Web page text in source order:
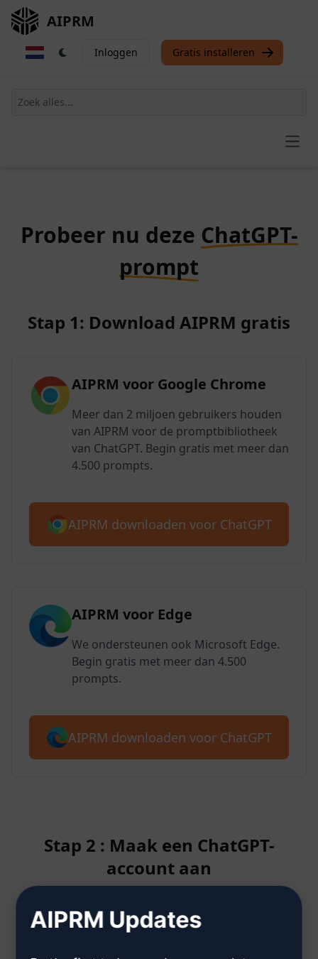
AIPRM
Inloggen Gratis installeren
Probeer nu deze ChatGPT-
prompt
Stap 1: Download AIPRM gratis
AIPRM voor Google Chrome
Meer dan 2 miljoen gebruikers houden
van AIPRM voor de promptbibliotheek
van ChatGPT. Begin gratis met meer dan
4.500 prompts.
AIPRM downloaden voor ChatGPT
AIPRM voor Edge
We ondersteunen ook Microsoft Edge.
Begin gratis met meer dan 4.500
prompts.
AIPRM downloaden voor ChatGPT
Stap 2 : Maak een ChatGPT-
account aan
Klik hier om te leren hoe je een
AIPRM Updates